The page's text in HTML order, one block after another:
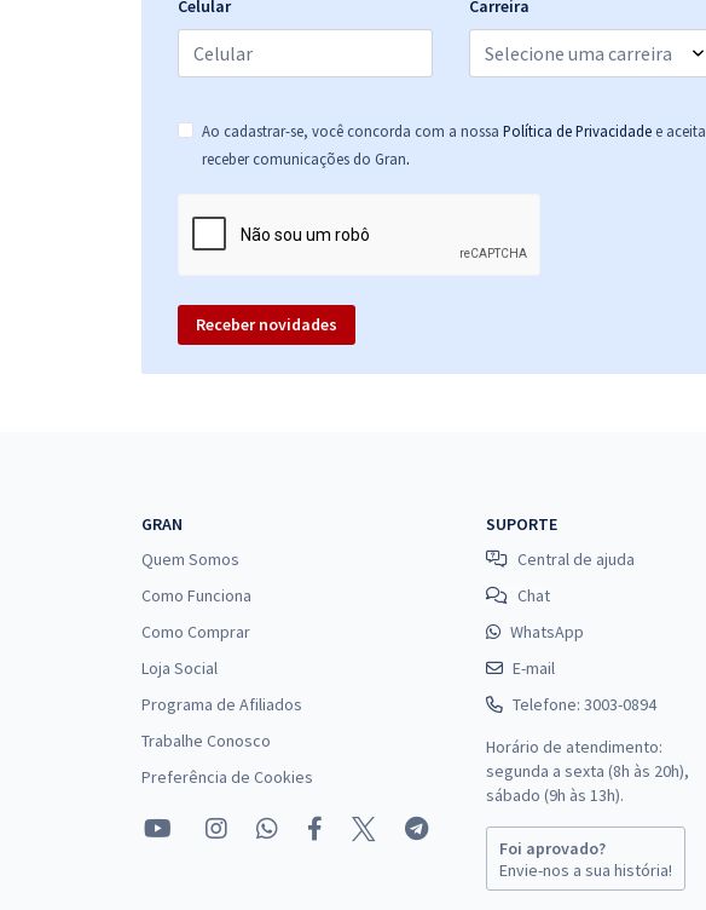
Celular Carreira
Ao cadastrar-se, você concorda com a nossa Política de Privacidade e aceita
receber comunicações do Gran.
Receber novidades
GRAN
Quem Somos
Como Funciona
Como Comprar
Loja Social
Programa de Afiliados
Trabalhe Conosco
Preferência de Cookies
SUPORTE
Central de ajuda
Chat
WhatsApp
E-mail
Telefone: 3003-0894
Horário de atendimento:
segunda a sexta (8h às 20h),
sábado (9h às 13h).
Foi aprovado?
Envie-nos a sua história!